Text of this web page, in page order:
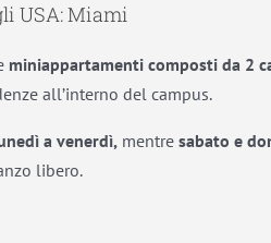
USA: Miami
miniappartamenti composti da 2
all’interno del campus.
a venerdì, mentre sabato e
libero.